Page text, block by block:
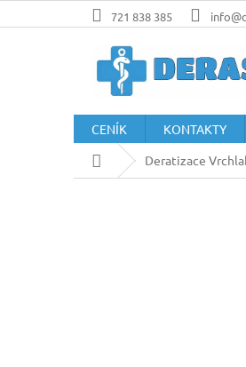
na
721 838 385
CENÍK KONTAKTY
Domů
Deratizace